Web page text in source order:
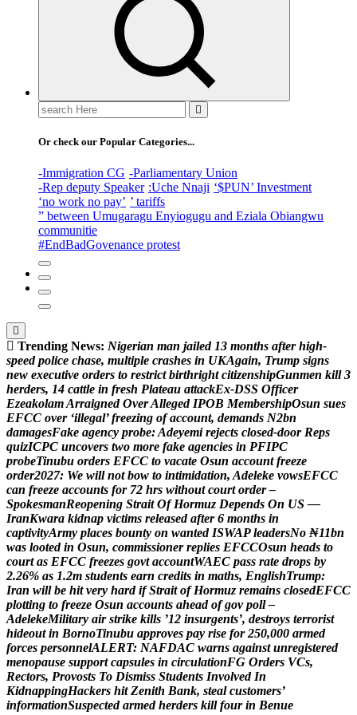
Search
for:
Or check our Popular Categories...
-Immigration CG -Parliamentary Union
-Rep deputy Speaker :Uche Nnaji ‘$PUN’ Investment
‘no work no pay’ ’ tariffs
” between Umugaragu Enyiogugu and Eziala Obiangwu
communitie
#EndBadGovenance protest
Trending News: Nigerian man jailed 13 months after high-
speed police chase, multiple crashes in UKAgain, Trump signs
new executive orders to restrict birthright citizenshipGunmen kill 3
herders, 14 cattle in fresh Plateau attackEx-DSS Officer
EzeakolamArraigned OverAlleged IPOB MembershipOsun sues
EFCC over ‘illegal’ freezing of account, demands N2bn
damagesFake agency probe:Adeyemi rejects closed-door Reps
quizICPC uncovers two more fake agencies in PFIPC
probeTinubu orders EFCC to vacate Osun account freeze
order2027: We will not bow to intimidation, Adeleke vowsEFCC
can freeze accounts for 72 hrs without court order –
SpokesmanReopening Strait Of Hormuz Depends On US —
IranKwara kidnap victims released after 6 months in
captivityArmy places bounty on wanted ISWAP leadersNo ₦11bn
was looted in Osun, commissioner replies EFCCOsun heads to
court as EFCC freezes govt accountWAEC pass rate drops by
2.26% as 1.2m students earn credits in maths, EnglishTrump:
Iran will be hit very hard if Strait of Hormuz remains closedEFCC
plotting to freeze Osun accounts ahead of gov poll –
AdelekeMilitary air strike kills ’12 insurgents’, destroys terrorist
hideout in BornoTinubu approves pay rise for 250,000 armed
forces personnelALERT: NAFDAC warns against unregistered
menopause support capsules in circulationFG Orders VCs,
Rectors, Provosts To Dismiss Students Involved In
KidnappingHackers hit Zenith Bank, steal customers’
informationSuspected armed herders kill four in Benue